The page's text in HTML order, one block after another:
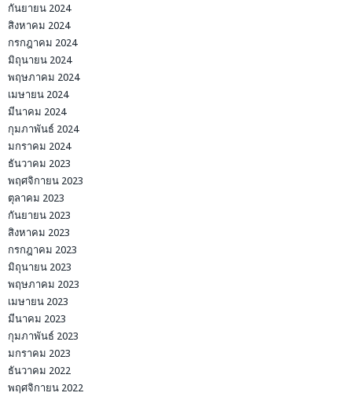
กันยายน 2024
สิงหาคม 2024
กรกฎาคม 2024
มิถุนายน 2024
พฤษภาคม 2024
เมษายน 2024
มีนาคม 2024
กุมภาพันธ์ 2024
มกราคม 2024
ธันวาคม 2023
พฤศจิกายน 2023
ตุลาคม 2023
กันยายน 2023
สิงหาคม 2023
กรกฎาคม 2023
มิถุนายน 2023
พฤษภาคม 2023
เมษายน 2023
มีนาคม 2023
กุมภาพันธ์ 2023
มกราคม 2023
ธันวาคม 2022
พฤศจิกายน 2022